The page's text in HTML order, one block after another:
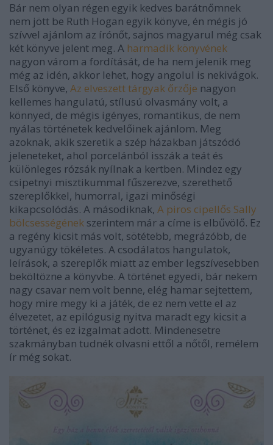
Bár nem olyan régen egyik kedves barátnőmnek
nem jött be Ruth Hogan egyik könyve, én mégis jó
szívvel ajánlom az írónőt, sajnos magyarul még csak
két könyve jelent meg. A harmadik könyvének
nagyon várom a fordítását, de ha nem jelenik meg
még az idén, akkor lehet, hogy angolul is nekivágok.
Első könyve, Az elveszett tárgyak őrzője nagyon
kellemes hangulatú, stílusú olvasmány volt, a
könnyed, de mégis igényes, romantikus, de nem
nyálas történetek kedvelőinek ajánlom. Meg
azoknak, akik szeretik a szép házakban játszódó
jeleneteket, ahol porcelánból isszák a teát és
különleges rózsák nyílnak a kertben. Mindez egy
csipetnyi misztikummal fűszerezve, szerethető
szereplőkkel, humorral, igazi minőségi
kikapcsolódás. A másodiknak, A piros cipellős Sally
bölcsességének szerintem már a címe is elbűvölő. Ez
a regény kicsit más volt, sötétebb, megrázóbb, de
ugyanúgy tökéletes. A csodálatos hangulatok,
leírások, a szereplők miatt az ember legszívesebben
beköltözne a könyvbe. A történet egyedi, bár nekem
nagy csavar nem volt benne, elég hamar sejtettem,
hogy mire megy ki a játék, de ez nem vette el az
élvezetet, az epilógusig nyitva maradt egy kicsit a
történet, és ez izgalmat adott. Mindenesetre
szakmányban tudnék olvasni ettől a nőtől, remélem
ír még sokat.